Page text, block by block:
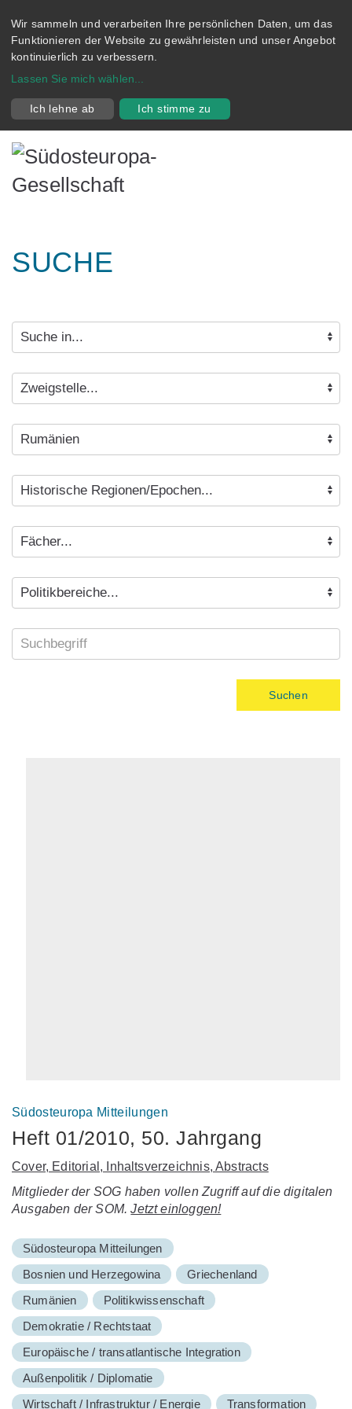
Wir sammeln und verarbeiten Ihre persönlichen Daten, um das
Funktionieren der Website zu gewährleisten und unser Angebot
kontinuierlich zu verbessern.
Lassen Sie mich wählen
Ich lehne ab Ich stimme zu
SUCHE
Suchen
Südosteuropa Mitteilungen
Heft 01/2010, 50. Jahrgang
Cover, Editorial, Inhaltsverzeichnis, Abstracts
Mitglieder der SOG haben vollen Zugriff auf die digitalen
Ausgaben der SOM.Jetzt einloggen!
Südosteuropa Mitteilungen
Bosnien und Herzegowina
Griechenland
Rumänien
Politikwissenschaft
Demokratie / Rechtstaat
Europäische / transatlantische Integration
Außenpolitik / Diplomatie
Wirtschaft / Infrastruktur / Energie
Transformation